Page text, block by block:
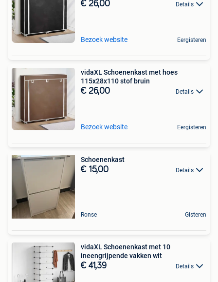
€ 26,00 Details
Bezoek website Eergisteren
vidaXL Schoenenkast met hoes
115x28x110 stof bruin
€ 26,00 Details
Bezoek website Eergisteren
Schoenenkast
€ 15,00 Details
Ronse Gisteren
vidaXL Schoenenkast met 10
ineengrijpende vakken wit
€ 41,39 Details